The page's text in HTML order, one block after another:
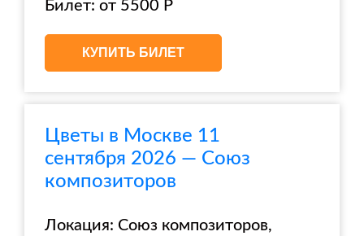
Билет: от 5500 Р
КУПИТЬ БИЛЕТ
Цветы в Москве 11
сентября 2026 — Союз
композиторов
Локация: Союз композиторов,